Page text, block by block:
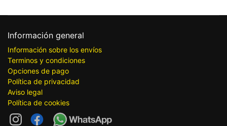
Información general
Información sobre los envíos
Terminos y condiciones
Opciones de pago
Política de privacidad
Aviso legal
Política de cookies